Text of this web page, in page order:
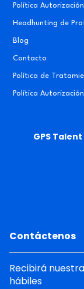
Política
Headhunting de
Blog
Contacto
Política de
Política
GPS
Contáctenos
Recibirá
hábiles